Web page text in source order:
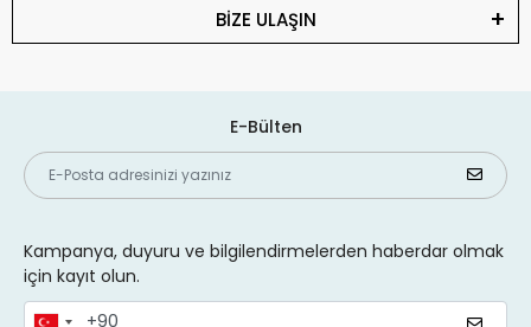
BİZE ULAŞIN
E-Bülten
Kampanya, duyuru ve bilgilendirmelerden haberdar olmak
için kayıt olun.